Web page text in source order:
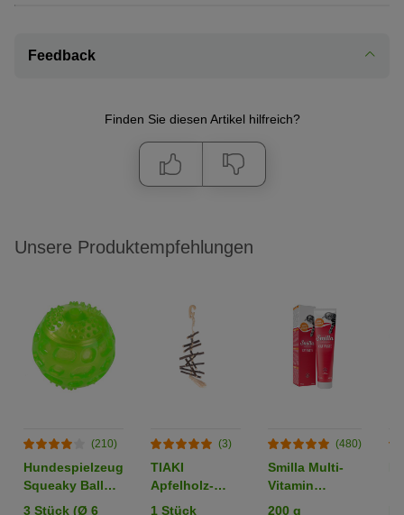
Feedback
Finden Sie diesen Artikel hilfreich?
Unsere Produktempfehlungen
(210)
Hundespielzeug
Squeaky Ball
aus TPR
3 Stück (Ø 6
(3)
TIAKI
Apfelholz-
Knabberleiter
1 Stück
(480)
Smilla Multi-
Vitamin
Katzenpaste
200 g